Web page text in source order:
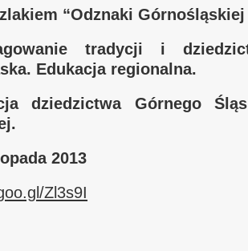
“Odznaki Górnośląskiej
tradycji i
Edukacja regionalna.
dziedzictwa Górnego
2013
Zl3s9I